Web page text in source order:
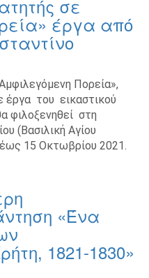
σε
έργα από
Πορεία»,
έργα του εικαστικού
φιλοξενηθεί στη
(Βασιλική Αγίου
15 Οκτωβρίου 2021.
«Ένα
1821-1830»